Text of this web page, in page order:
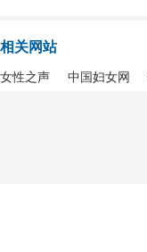
相关网站
女性之声 中国妇女网